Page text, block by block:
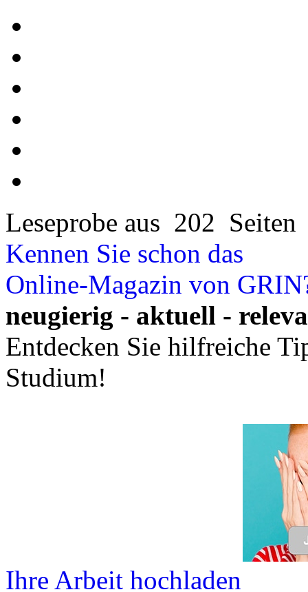
Leseprobe aus 202 Seiten
Kennen Sie schon das
Online-Magazin von
neugierig - aktuell -
Entdecken Sie hilfreiche
Studium!
Ihre Arbeit hochladen